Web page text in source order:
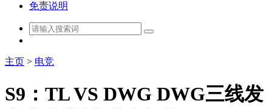
免责说明
主页 > 电竞
S9：TL VS DWG DWG三线发